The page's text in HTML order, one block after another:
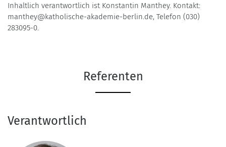
Inhaltlich verantwortlich ist Konstantin Manthey. Kontakt:
manthey@katholische-akademie-berlin.de, Telefon (030)
283095-0.
Referenten
Verantwortlich